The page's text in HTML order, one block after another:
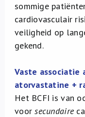
sommige
cardiovasculair
veiligheid op
gekend.
Vaste associatie
atorvastatine +
Het BCFI is van
voorsecundaire